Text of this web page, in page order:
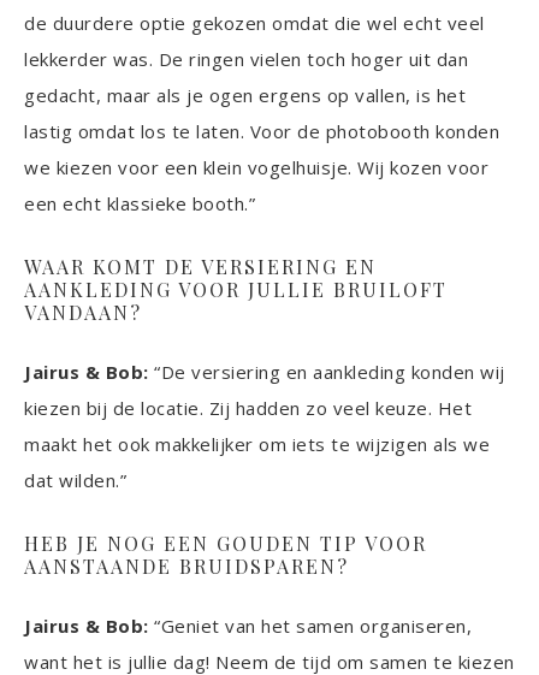
de duurdere optie gekozen omdat die wel echt veel
lekkerder was. De ringen vielen toch hoger uit dan
gedacht, maar als je ogen ergens op vallen, is het
lastig omdat los te laten. Voor de photobooth konden
we kiezen voor een klein vogelhuisje. Wij kozen voor
een echt klassieke booth.”
WAAR KOMT DE VERSIERING EN
AANKLEDING VOOR JULLIE BRUILOFT
VANDAAN?
Jairus & Bob: “De versiering en aankleding konden wij
kiezen bij de locatie. Zij hadden zo veel keuze. Het
maakt het ook makkelijker om iets te wijzigen als we
dat wilden.”
HEB JE NOG EEN GOUDEN TIP VOOR
AANSTAANDE BRUIDSPAREN?
Jairus & Bob: “Geniet van het samen organiseren,
want het is jullie dag! Neem de tijd om samen te kiezen